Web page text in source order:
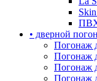
• дверной
Погонаж
Погонаж
Погонаж
Погонаж